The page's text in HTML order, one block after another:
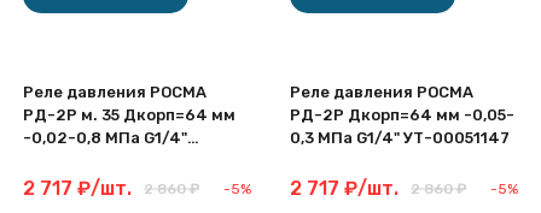
Реле давления РОСМА
РД-2Р м. 35 Дкорп=64 мм
-0,02-0,8 МПа G1/4"
2 717 ₽/шт. 2 860 ₽ -5%
Реле давления РОСМА
РД-2Р Дкорп=64 мм -0,05-
0,3 МПа G1/4" УТ-00051147
2 717 ₽/шт. 2 860 ₽ -5%